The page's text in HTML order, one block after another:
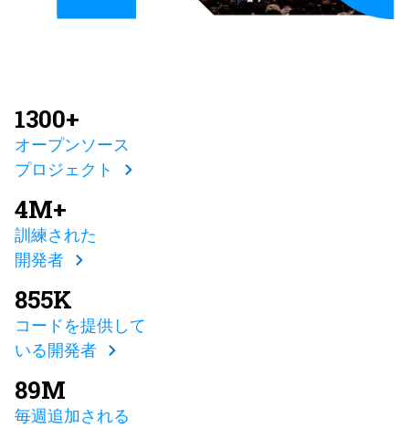
1300+
オープンソース
プロジェクト
4M+
訓練された
開発者
855K
コードを提供して
いる開発者
89M
毎週追加される